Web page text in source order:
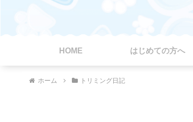
HOME はじめての方へ
ホーム トリミング日記